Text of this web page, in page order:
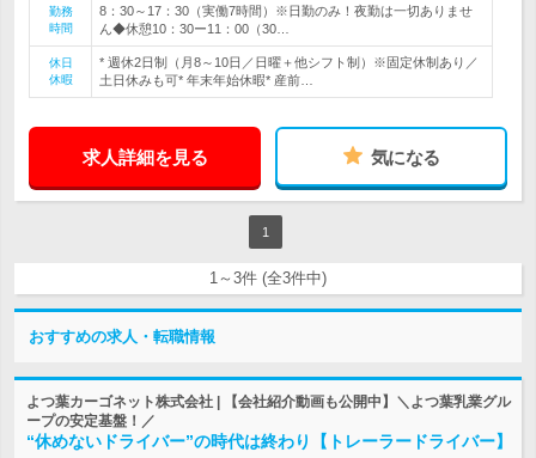
勤務
時間
8：30～17：30（実働7時間）※日勤のみ！夜勤は一切ありませ
ん◆休憩10：30ー11：00（30…
休日
休暇
* 週休2日制（月8～10日／日曜＋他シフト制）※固定休制あり／
土日休みも可* 年末年始休暇* 産前…
求人詳細を見る 気になる
1
1～3件 (全3件中)
おすすめの求人・転職情報
よつ葉カーゴネット株式会社 | 【会社紹介動画も公開中】＼よつ葉乳業グル
ープの安定基盤！／
“休めないドライバー”の時代は終わり【トレーラードライバー】